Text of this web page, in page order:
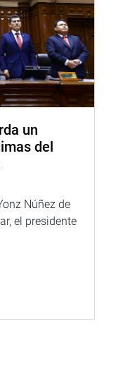
y Alegría, donde
que requieren
de los
un
del
Núñez de
el presidente